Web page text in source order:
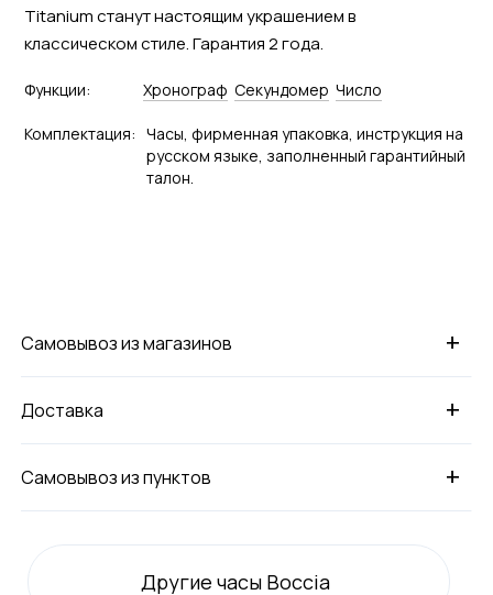
Titanium станут настоящим украшением в
классическом стиле. Гарантия 2 года.
Функции: Хронограф Секундомер Число
Комплектация: Часы, фирменная упаковка, инструкция на
русском языке, заполненный гарантийный
талон.
+
Самовывоз из магазинов
+
Доставка
+
Самовывоз из пунктов
Другие часы Boccia